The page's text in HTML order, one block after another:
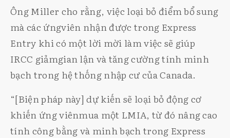
Ông Miller cho rằng, việc loại bỏ điểm bổ sung
mà các ứngviên nhận được trong Express
Entry khi có một lời mời làm việc sẽ giúp
IRCC giảmgian lận và tăng cường tính minh
bạch trong hệ thống nhập cư của Canada.
“[Biện pháp này] dự kiến sẽ loại bỏ động cơ
khiến ứng viênmua một LMIA, từ đó nâng cao
tính công bằng và minh bạch trong Express